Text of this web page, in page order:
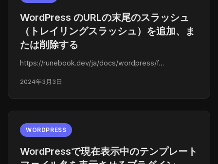
WordPress のURLの末尾のスラッシュ
（トレイリングスラッシュ）を追加、ま
たは削除する
https://runebook.dev/ja/docs/wordpress/f…
2024年3月3日
WORDPRESS
WordPressで現在表示中のテンプレート